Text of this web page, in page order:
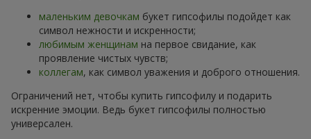
маленьким девочкам букет гипсофилы подойдет как
символ нежности и искренности;
любимым женщинам на первое свидание, как
проявление чистых чувств;
коллегам, как символ уважения и доброго отношения.
Ограничений нет, чтобы купить гипсофилу и подарить
искренние эмоции. Ведь букет гипсофилы полностью
универсален.